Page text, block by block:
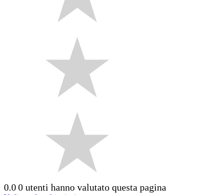
0.00 utenti hanno valutato questa pagina